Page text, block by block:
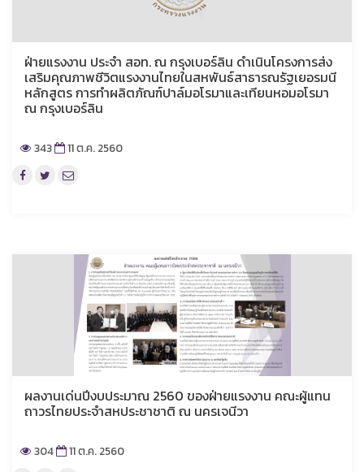
ฝ่ายแรงงาน ประจำ สอท. ณ กรุงเบอร์ลิน ดำเนินโครงการส่ง
เสริมคุณภาพชีวิตแรงงานไทยในสหพันธ์สาธารณรัฐเยอรมนี
หลักสูตร การทำผลิตภัณฑ์ปาล์มอโรมาและเทียนหอมอโรมา
ณ กรุงเบอร์ลิน
343 11 ต.ค. 2560
ผลงานเด่นปีงบประมาณ 2560 ของฝ่ายแรงงาน คณะผู้แทน
ถาวรไทยประจำสหประชาชาติ ณ นครเจนีวา
304 11 ต.ค. 2560